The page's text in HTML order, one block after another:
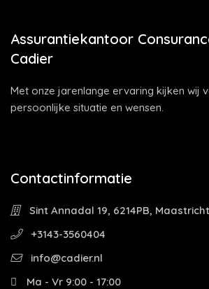
Assurantiekantoor
Cadier
Met onze jarenlange ervaring kijken wij
persoonlijke situatie en wensen.
Contactinformatie
Sint Annadal 19, 6214PB, Maastricht
+3143-3560404
info@cadier.nl
Ma - Vr 9:00 - 17:00